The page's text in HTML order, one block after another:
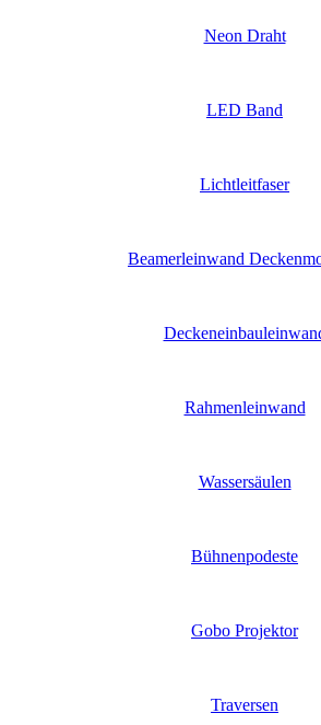
Neon Draht
LED Band
Lichtleitfaser
Beamerleinwand
Rahmenleinwand
Wassersäulen
Bühnenpodeste
Gobo Projektor
Traversen